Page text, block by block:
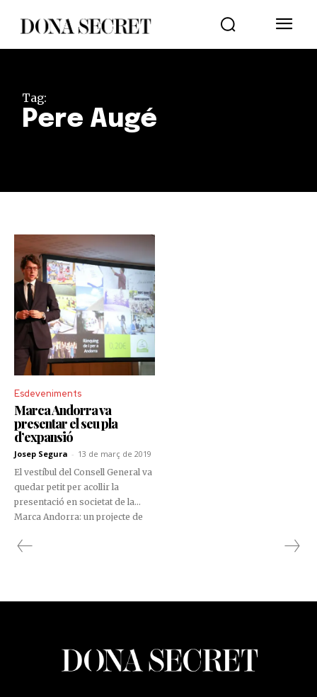
Tag:
Pere Augé
Esdeveniments
Marca Andorra va
presentar el seu pla
d’expansió
Josep Segura - 13 de març de 2019
El vestíbul del Consell General va
quedar petit per acollir la
presentació en societat de la
Marca Andorra: un projecte de
per coordinar i impulsar la